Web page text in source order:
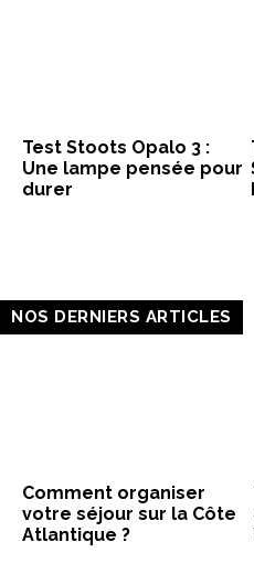
Test Stoots Opalo 3 :
Une lampe pensée pour
durer
NOS DERNIERS ARTICLES
Comment organiser
votre séjour sur la Côte
Atlantique ?